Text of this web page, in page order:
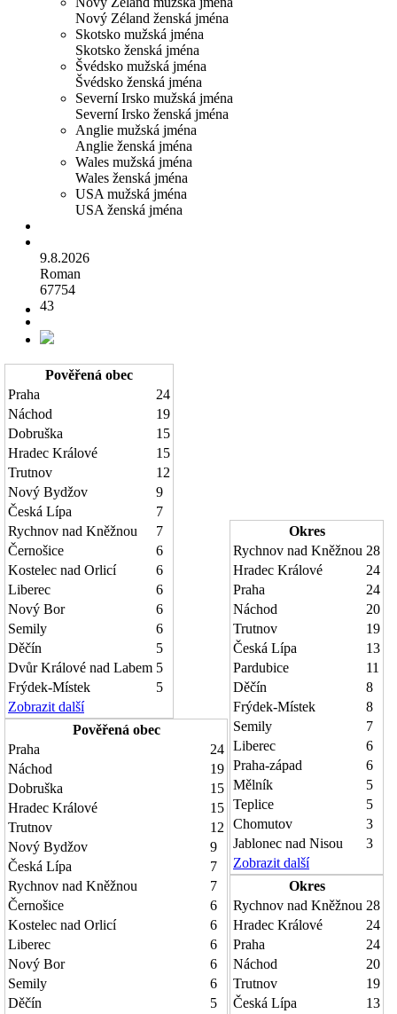
Nový Zéland ženská jména
Skotsko mužská jména
Skotsko ženská jména
Švédsko mužská jména
Švédsko ženská jména
Severní Irsko mužská jména
Severní Irsko ženská jména
Anglie mužská jména
Anglie ženská jména
Wales mužská jména
Wales ženská jména
USA mužská jména
USA ženská jména
9.8.2026
Roman
67754
43
Pověřená obec
Praha
24
Náchod
19
Dobruška
15
Hradec Králové
15
Trutnov
12
Nový Bydžov
9
Česká Lípa
7
Rychnov nad Kněžnou
7
Černošice
6
Kostelec nad Orlicí
6
Liberec
6
Nový Bor
6
Semily
6
Děčín
5
Dvůr Králové nad Labem 5
Frýdek-Místek
5
Zobrazit další
Pověřená obec
Praha
24
Náchod
19
Dobruška
15
Hradec Králové
15
Trutnov
12
Nový Bydžov
9
Česká Lípa
7
Rychnov nad Kněžnou
7
Černošice
6
Kostelec nad Orlicí
6
Liberec
6
Nový Bor
6
Semily
6
Děčín
5
Okres
Rychnov nad Kněžnou 28
Hradec Králové
24
Praha
24
Náchod
20
Trutnov
19
Česká Lípa
13
Pardubice
11
Děčín
8
Frýdek-Místek
8
Semily
7
Liberec
6
Praha-západ
6
Mělník
5
Teplice
5
Chomutov
3
Jablonec nad Nisou
3
Zobrazit další
Okres
Rychnov nad Kněžnou 28
Hradec Králové
24
Praha
24
Náchod
20
Trutnov
19
Česká Lípa
13